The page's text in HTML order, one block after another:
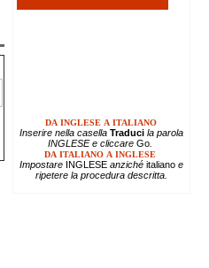
DA INGLESE A ITALIANO
Inserire nella casella Traducila parola
INGLESE e cliccare Go.
DA ITALIANO A INGLESE
Impostare INGLESEanziché italianoe
ripetere la procedura descritta.